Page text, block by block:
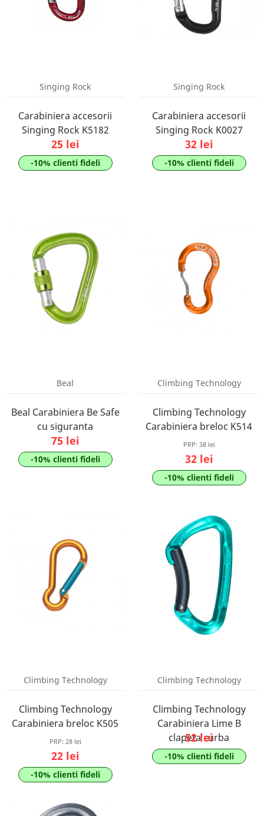
Singing Rock
Carabiniera accesorii
Singing Rock K5182
25 lei
-10% clienti fideli
Singing Rock
Carabiniera accesorii
Singing Rock K0027
32 lei
-10% clienti fideli
Beal
Beal Carabiniera Be Safe
cu siguranta
75 lei
-10% clienti fideli
Climbing Technology
Climbing Technology
Carabiniera breloc K514
PRP: 38 lei
32 lei
-10% clienti fideli
Climbing Technology
Climbing Technology
Carabiniera breloc K505
PRP: 28 lei
22 lei
-10% clienti fideli
Climbing Technology
Climbing Technology
Carabiniera Lime B
clapeta curba
52 lei
-10% clienti fideli